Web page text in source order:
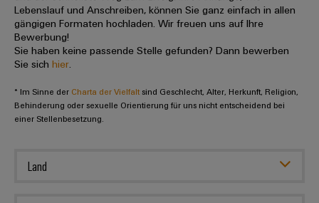
Rechenzentren
–
effizient,
zuverlässig,
skalierbar
Energiespeicher
Lösungen
und
Edge
Computing
Industrial
5G
Single
Kabeleinführungssysteme
und
-
komponenten
Anschlussleitungen,
Patchkabel
Beratung
und
digitale
Planung
easyConnect
-
Ihre
Info
für
unsere
Partner
Vertrieb
Vorstand
Nachhaltigkeit
Academy
People
Studierende
Werkstudententätigkeiten
Praktika
Abschlussarbeiten
Lebenslauf und Anschreiben, können Sie ganz einfach in allen
gängigen Formaten hochladen. Wir freuen uns auf Ihre
Bewerbung!
Sie haben keine passende Stelle gefunden? Dann bewerben
Sie sichhier
* Im Sinne der Charta der Vielfalt sind Geschlecht, Alter, Herkunft, Religion,
Behinderung oder sexuelle Orientierung für uns nicht entscheidend bei
einer Stellenbesetzung.
Land